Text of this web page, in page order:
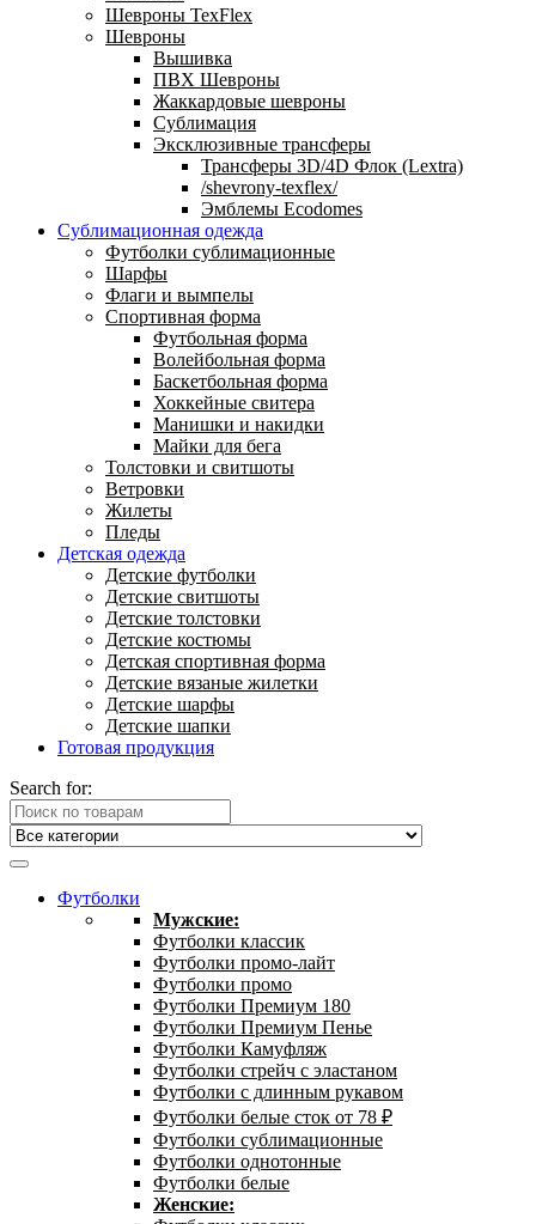
Шевроны TexFlex
Шевроны
Вышивка
ПВХ Шевроны
Жаккардовые шевроны
Сублимация
Эксклюзивные трансферы
Трансферы 3D/4D Флок (Lextra)
/shevrony-texflex/
Эмблемы Ecodomes
Сублимационная одежда
Футболки сублимационные
Шарфы
Флаги и вымпелы
Спортивная форма
Футбольная форма
Волейбольная форма
Баскетбольная форма
Хоккейные свитера
Манишки и накидки
Майки для бега
Толстовки и свитшоты
Ветровки
Жилеты
Пледы
Детская одежда
Детские футболки
Детские свитшоты
Детские толстовки
Детские костюмы
Детская спортивная форма
Детские вязаные жилетки
Детские шарфы
Детские шапки
Готовая продукция
Search for:
Футболки
Мужские:
Футболки классик
Футболки промо-лайт
Футболки промо
Футболки Премиум 180
Футболки Премиум Пенье
Футболки Камуфляж
Футболки стрейч с эластаном
Футболки с длинным рукавом
Футболки белые сток от 78 ₽
Футболки сублимационные
Футболки однотонные
Футболки белые
Женские: